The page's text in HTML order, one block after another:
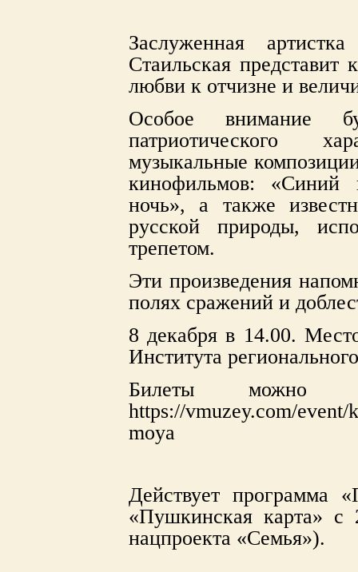
Заслуженная
Стаильская
любви к отчизне и
Особое внимание
патриотического
музыкальные
кинофильмов: «Синий
ночь», а также
русской природы,
трепетом.
Эти произведения
полях сражений и
8 декабря в 14.00.
Института
Билеты можно
https://vmuzey.com/
moya
Действует программа
«Пушкинская карта» с
нацпроекта «Семья»).